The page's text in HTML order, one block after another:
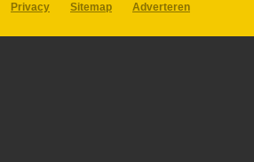
Privacy Sitemap
Adverteren